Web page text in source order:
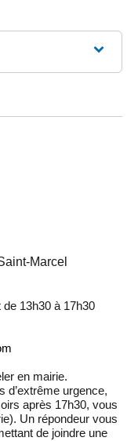
Marcel
13h30 à 17h30
en mairie.
d’extrême urgence,
après 17h30, vous
Un répondeur vous
de joindre une